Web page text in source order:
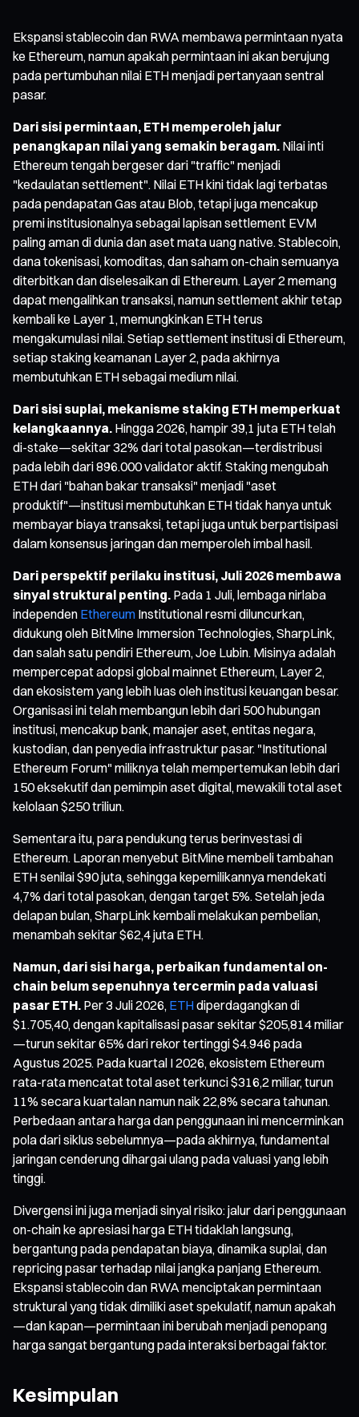
Ekspansi stablecoin dan RWA membawa permintaan nyata
ke Ethereum, namun apakah permintaan ini akan berujung
pada pertumbuhan nilai ETH menjadi pertanyaan sentral
pasar.
Dari sisi permintaan, ETH memperoleh jalur
penangkapan nilai yang semakin beragam. Nilai inti
Ethereum tengah bergeser dari "traffic" menjadi
"kedaulatan settlement". Nilai ETH kini tidak lagi terbatas
pada pendapatan Gas atau Blob, tetapi juga mencakup
premi institusionalnya sebagai lapisan settlement EVM
paling aman di dunia dan aset mata uang native. Stablecoin,
dana tokenisasi, komoditas, dan saham on-chain semuanya
diterbitkan dan diselesaikan di Ethereum. Layer 2 memang
dapat mengalihkan transaksi, namun settlement akhir tetap
kembali ke Layer 1, memungkinkan ETH terus
mengakumulasi nilai. Setiap settlement institusi di Ethereum,
setiap staking keamanan Layer 2, pada akhirnya
membutuhkan ETH sebagai medium nilai.
Dari sisi suplai, mekanisme staking ETH memperkuat
kelangkaannya. Hingga 2026, hampir 39,1 juta ETH telah
di-stake—sekitar 32% dari total pasokan—terdistribusi
pada lebih dari 896.000 validator aktif. Staking mengubah
ETH dari "bahan bakar transaksi" menjadi "aset
produktif"—institusi membutuhkan ETH tidak hanya untuk
membayar biaya transaksi, tetapi juga untuk berpartisipasi
dalam konsensus jaringan dan memperoleh imbal hasil.
Dari perspektif perilaku institusi, Juli 2026 membawa
sinyal struktural penting. Pada 1 Juli, lembaga nirlaba
independen Ethereum Institutional resmi diluncurkan,
didukung oleh BitMine Immersion Technologies, SharpLink,
dan salah satu pendiri Ethereum, Joe Lubin. Misinya adalah
mempercepat adopsi global mainnet Ethereum, Layer 2,
dan ekosistem yang lebih luas oleh institusi keuangan besar.
Organisasi ini telah membangun lebih dari 500 hubungan
institusi, mencakup bank, manajer aset, entitas negara,
kustodian, dan penyedia infrastruktur pasar. "Institutional
Ethereum Forum" miliknya telah mempertemukan lebih dari
150 eksekutif dan pemimpin aset digital, mewakili total aset
kelolaan $250 triliun.
Sementara itu, para pendukung terus berinvestasi di
Ethereum. Laporan menyebut BitMine membeli tambahan
ETH senilai $90 juta, sehingga kepemilikannya mendekati
4,7% dari total pasokan, dengan target 5%. Setelah jeda
delapan bulan, SharpLink kembali melakukan pembelian,
menambah sekitar $62,4 juta ETH.
Namun, dari sisi harga, perbaikan fundamental on-
chain belum sepenuhnya tercermin pada valuasi
pasar ETH. Per 3 Juli 2026, ETHdiperdagangkan di
$1.705,40, dengan kapitalisasi pasar sekitar $205,814 miliar
—turun sekitar 65% dari rekor tertinggi $4.946 pada
Agustus 2025. Pada kuartal I 2026, ekosistem Ethereum
rata-rata mencatat total aset terkunci $316,2 miliar, turun
11% secara kuartalan namun naik 22,8% secara tahunan.
Perbedaan antara harga dan penggunaan ini mencerminkan
pola dari siklus sebelumnya—pada akhirnya, fundamental
jaringan cenderung dihargai ulang pada valuasi yang lebih
tinggi.
Divergensi ini juga menjadi sinyal risiko: jalur dari penggunaan
on-chain ke apresiasi harga ETH tidaklah langsung,
bergantung pada pendapatan biaya, dinamika suplai, dan
repricing pasar terhadap nilai jangka panjang Ethereum.
Ekspansi stablecoin dan RWA menciptakan permintaan
struktural yang tidak dimiliki aset spekulatif, namun apakah
—dan kapan—permintaan ini berubah menjadi penopang
harga sangat bergantung pada interaksi berbagai faktor.
Kesimpulan